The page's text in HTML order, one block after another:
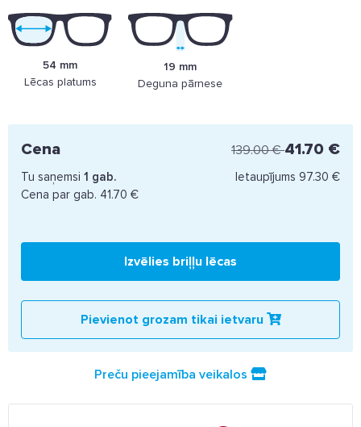
54 mm
Lēcas platums
19 mm
Deguna pārnese
Cena 139.00 €41.70 €
Tu saņemsi 1 gab.
Cena par gab. 41.70 €
Ietaupījums 97.30 €
Izvēlies briļļu lēcas
Pievienot grozam tikai ietvaru
Preču pieejamība veikalos